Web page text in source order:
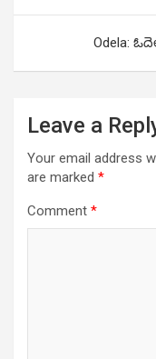
Odela:
Leave a
Your email address
are marked *
Comment *